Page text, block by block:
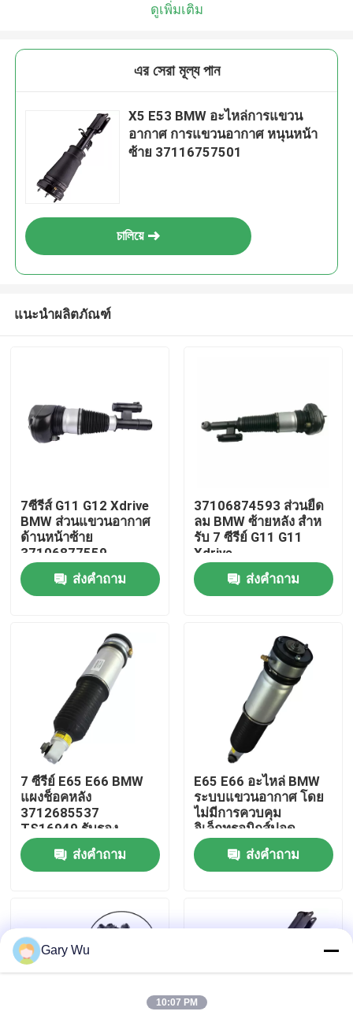
บ้าน
เกี่ยวกับเรา
ทัวร์โรงงาน
ควบคุมคุณภาพ
ติดต่อเรา
กรณี
ดูเพิ่มเติม
এর সেরা মূল্য পান
X5 E53 BMW อะไหล่การแขวน
อากาศ การแขวนอากาศ หนุนหน้า
ซ้าย 37116757501
চালিয়ে
แนะนำผลิตภัณฑ์
7ซีรีส์ G11 G12 Xdrive
BMW ส่วนแขวนอากาศ
ด้านหน้าซ้าย
37106877559
ส่งคำถาม
37106874593 ส่วนยืด
ลม BMW ซ้ายหลัง สําห
รับ 7 ซีรีย์ G11 G11
Xdrive
ส่งคำถาม
7 ซีรีย์ E65 E66 BMW
แผงช็อคหลัง
3712685537
TS16949 รับรอง
ส่งคำถาม
E65 E66 อะไหล่ BMW
ระบบแขวนอากาศ โดย
ไม่มีการควบคุม
อิเล็กทรอนิกส์ปอด
37126785538
ส่งคำถาม
Gary Wu
10:07 PM